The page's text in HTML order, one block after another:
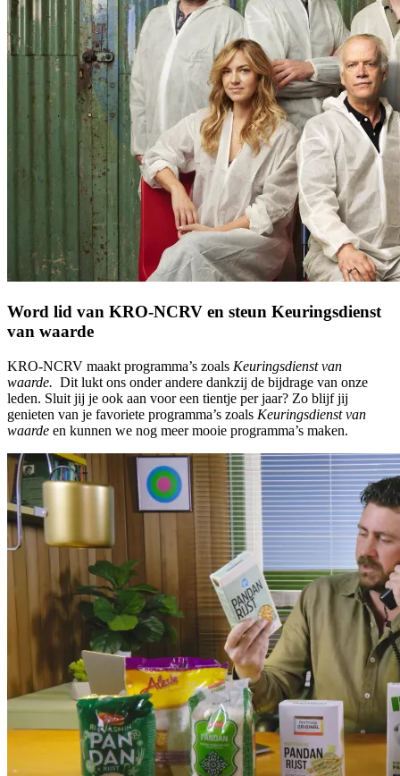
Word lid van KRO-NCRV en steun Keuringsdienst
van waarde
KRO-NCRV maakt programma’s zoals Keuringsdienst van
waarde. Dit lukt ons onder andere dankzij de bijdrage van onze
leden. Sluit jij je ook aan voor een tientje per jaar? Zo blijf jij
genieten van je favoriete programma’s zoals Keuringsdienst van
waarde en kunnen we nog meer mooie programma’s maken.